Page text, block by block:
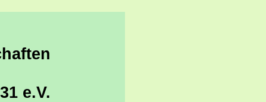
e.V.